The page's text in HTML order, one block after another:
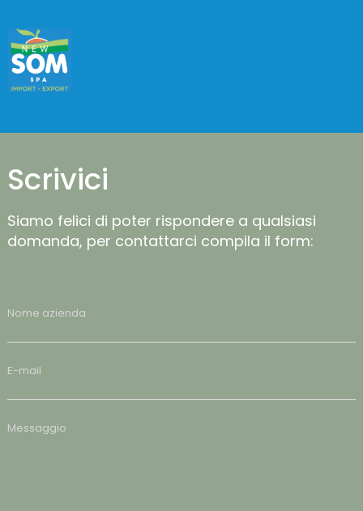
Scrivici
Siamo felici di poter rispondere a qualsiasi
domanda, per contattarci compila il form: